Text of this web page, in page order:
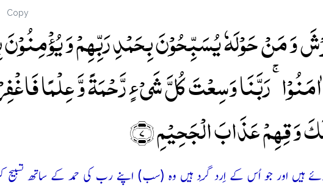
Copy
وَ مَنۡ حَوۡلَہٗ یُسَبِّحُوۡنَ بِحَمۡدِ رَبِّہِمۡ وَ
رَبَّنَا وَسِعۡتَ کُلَّ شَیۡءٍ رَّحۡمَۃً وَّ عِلۡمًا
وَ قِہِمۡ عَذَابَ الۡجَحِیۡمِ ﴿۷﴾
ہیں اور جو اُس کے اِرد گِرد ہیں وہ (سب) اپنے رب کی حمد کے ساتھ تسبیح